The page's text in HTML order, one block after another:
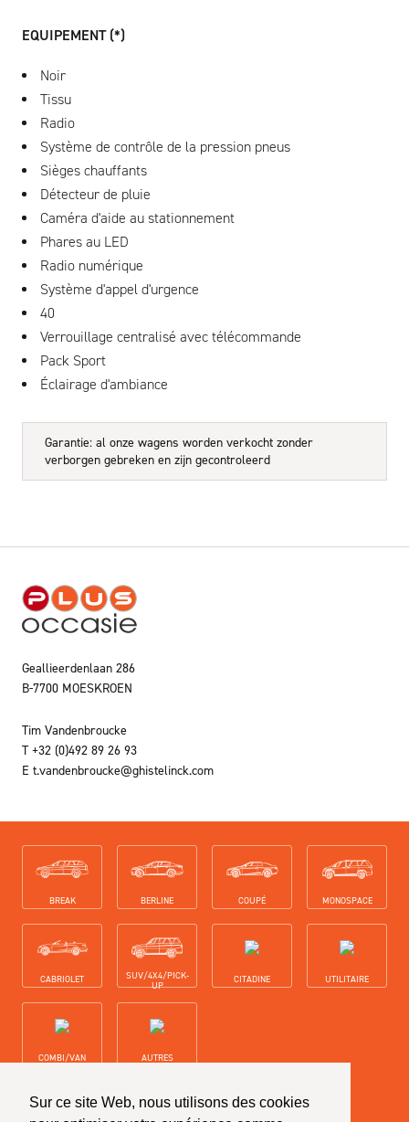
Sur ce site Web, nous utilisons des cookies
EQUIPEMENT (*)
Noir
Tissu
Radio
Système de contrôle de la pression pneus
Sièges chauffants
Détecteur de pluie
Caméra d'aide au stationnement
Phares au LED
Radio numérique
Système d'appel d'urgence
40
Verrouillage centralisé avec télécommande
Pack Sport
Éclairage d'ambiance
Garantie: al onze wagens worden verkocht zonder
verborgen gebreken en zijn gecontroleerd
Geallieerdenlaan 286
B-7700 MOESKROEN
Tim Vandenbroucke
T+32 (0)492 89 26 93
E t.vandenbroucke@ghistelinck.com
BREAK BERLINE COUPÉ MONOSPACE
CABRIOLET
SUV/4X4/PICK-
UP
CITADINE UTILITAIRE
COMBI/VAN AUTRES